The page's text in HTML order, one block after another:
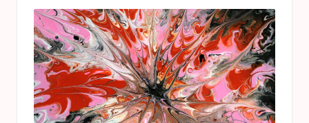
t
u
c
e
s